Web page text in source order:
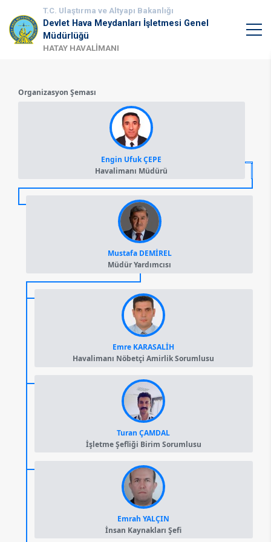
T.C. Ulaştırma ve Altyapı Bakanlığı
Devlet Hava Meydanları İşletmesi Genel
Müdürlüğü
HATAY HAVALİMANI
Organizasyon Şeması
Engin Ufuk ÇEPE
Havalimanı Müdürü
Mustafa DEMİREL
Müdür Yardımcısı
Emre KARASALİH
Havalimanı Nöbetçi Amirlik Sorumlusu
Turan ÇAMDAL
İşletme Şefliği Birim Sorumlusu
Emrah YALÇIN
İnsan Kaynakları Şefi